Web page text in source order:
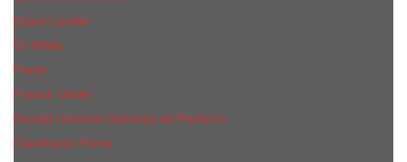
Еsteе Lаudеr
Ex Nihilo
Fendi
Franck Olivier
Gerald Ghislain Histoires de Parfums
Gianfranco Ferre